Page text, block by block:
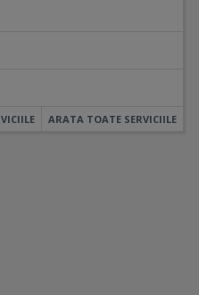
ARATA TOATE SERVICIILE